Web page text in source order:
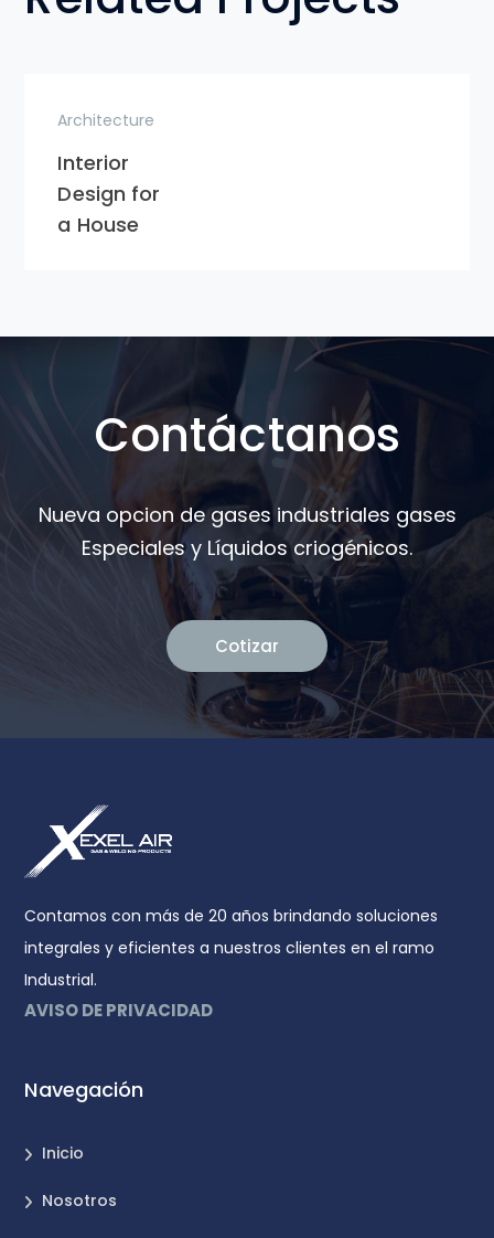
Architecture
Interior
Design for
a House
Contáctanos
Nueva opcion de gases industriales gases
Especiales y Líquidos criogénicos.
Cotizar
Contamos con más de 20 años brindando soluciones
integrales y eficientes a nuestros clientes en el ramo
Industrial.
AVISO DE PRIVACIDAD
Navegación
Inicio
Nosotros